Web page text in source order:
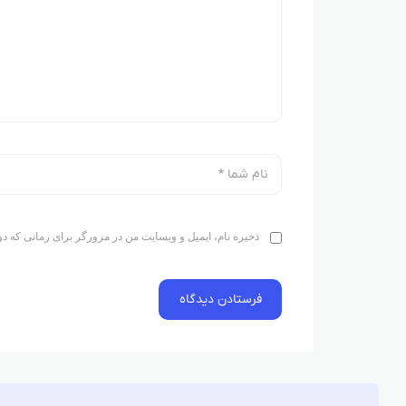
ذخیره نام، ایمیل و وبسایت من در مرورگر برای زمانی که